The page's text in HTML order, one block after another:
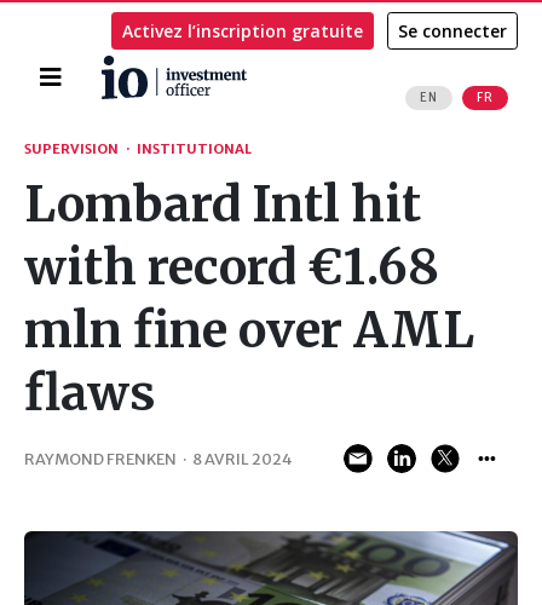
Accueil
EN FR
Activez l’inscription gratuite Se connecter
Rechercher
SUPERVISION · INSTITUTIONAL
Lombard Intl hit
with record €1.68
mln fine over AML
flaws
RAYMOND FRENKEN · 8 AVRIL 2024